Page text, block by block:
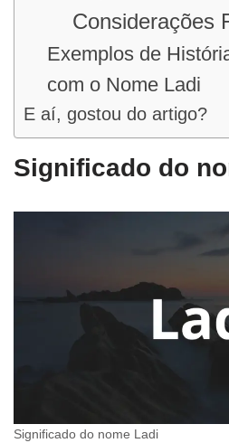
Considerações
Exemplos de
com o Nome Ladi
E aí, gostou do artigo?
Significado do
Significado do nome Ladi